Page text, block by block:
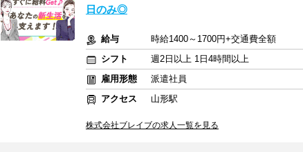
日のみ◎
給与
時給1400～1700円+交通費全額
シフト
週2日以上 1日4時間以上
雇用形態
派遣社員
アクセス
山形駅
株式会社ブレイブの求人一覧を見る